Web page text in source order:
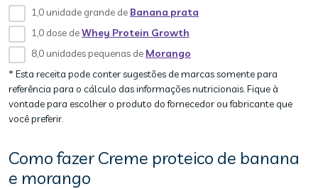
1,0 unidade grande de Banana prata
1,0 dose deWhey Protein Growth
8,0 unidades pequenas de Morango
* Esta receita pode conter sugestões de marcas somente para
referência para o cálculo das informações nutricionais. Fique à
vontade para escolher o produto do fornecedor ou fabricante que
você preferir.
Como fazer Creme proteico de banana
e morango